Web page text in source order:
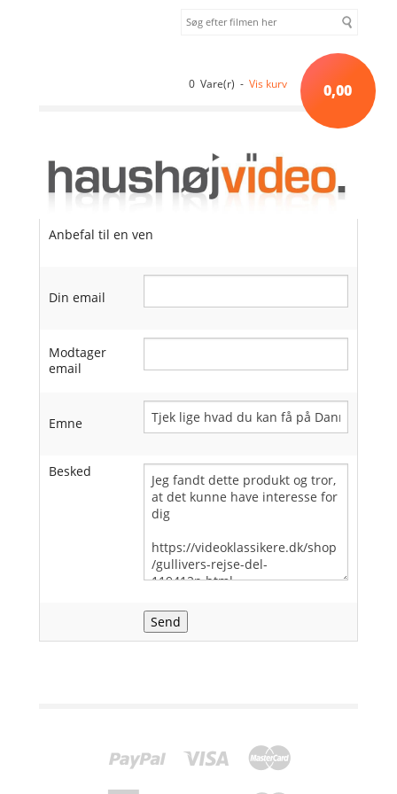
0 Vare(r) - Vis kurv 0,00
Anbefal til en ven
Din email
Modtager
email
Emne
Besked